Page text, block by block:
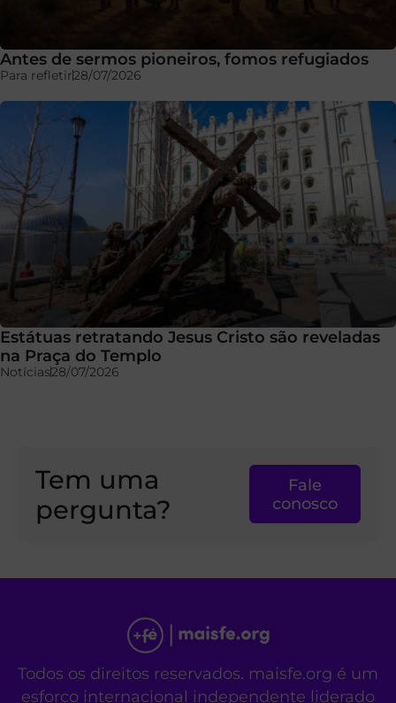
Antes de sermos pioneiros, fomos refugiados
Para refletir28/07/2026
Estátuas retratando Jesus Cristo são reveladas
na Praça do Templo
Notícias28/07/2026
Tem uma
pergunta?
Fale
conosco
Todos os direitos reservados. maisfe.org é um
esforço internacional independente liderado